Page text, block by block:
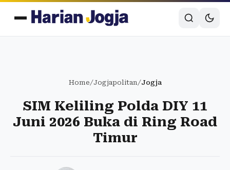
Home/Jogjapolitan/Jogja
SIM Keliling Polda DIY 11
Juni 2026 Buka di Ring Road
Timur